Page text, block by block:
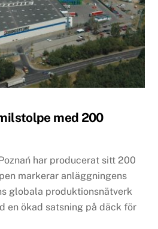
med 200
har producerat sitt 200
markerar anläggningens
globala produktionsnätverk
en ökad satsning på däck för